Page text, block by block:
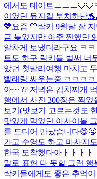
에서도 데이트ㅡㅡㅡ🩶🩶
이였던 뮤지컬 부치하난
💖 요즘 🤍락키 9월달 잘
금 늦었지만 아주 찐했던
알차게 보냈더라구요 ㅋ
트도 하구 락키들 벌써 너
았던 첫발리여행 마치고
빨래랑 싸우는중 ㅋㅋㅋ
아~~?? 저녁은 김치찌개
행에서 사진 300장은 찍
보기(맛보기 고르는것도
맛있게 먹었던 아사이볼
를 드디어 만났습니다
가고 수영도 하고 마사지
한국 도착했다아ㅏㅏㅏㅏ
말로 표현 다 못할 그런
락키들에게도 좋은 추억